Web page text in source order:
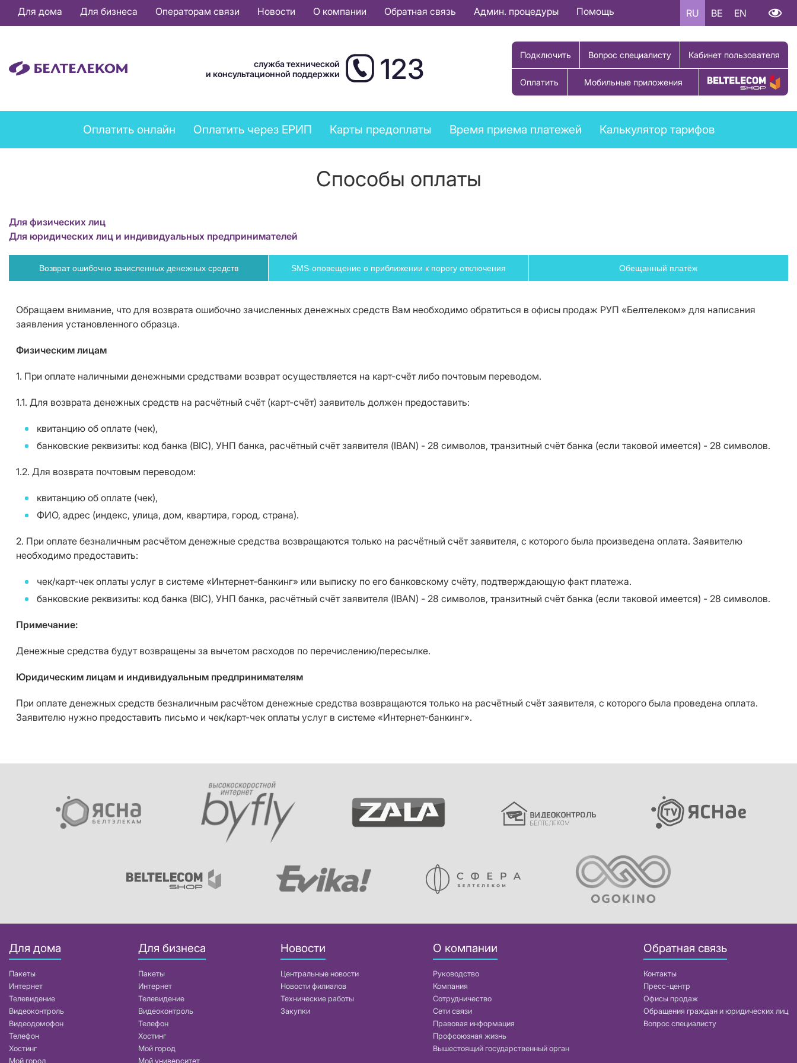
Основная
навигация
Для дома Для бизнеса Операторам связи Новости О компании Обратная связь Админ. процедуры Помощь RU BE EN
служба технической
и консультационной поддержки
123 Подключить Вопрос специалисту Кабинет пользователя
Оплатить Мобильные приложения Купить товар
Payments
services
Оплатить онлайн Оплатить через ЕРИП Карты предоплаты Время приема платежей Калькулятор тарифов
Способы оплаты
Для физических лиц
Для юридических лиц и индивидуальных предпринимателей
Возврат ошибочно зачисленных денежных средств SMS-оповещение о приближении к порогу отключения Обещанный платёж
Обращаем внимание, что для возврата ошибочно зачисленных денежных средств Вам необходимо обратиться в офисы продаж РУП «Белтелеком» для написания
заявления установленного образца.
Физическим лицам
1. При оплате наличными денежными средствами возврат осуществляется на карт-счёт либо почтовым переводом.
1.1. Для возврата денежных средств на расчётный счёт (карт-счёт) заявитель должен предоставить:
квитанцию об оплате (чек),
банковские реквизиты: код банка (BIC), УНП банка, расчётный счёт заявителя (IBAN) - 28 символов, транзитный счёт банка (если таковой имеется) - 28 символов.
1.2. Для возврата почтовым переводом:
квитанцию об оплате (чек),
ФИО, адрес (индекс, улица, дом, квартира, город, страна).
2. При оплате безналичным расчётом денежные средства возвращаются только на расчётный счёт заявителя, с которого была произведена оплата. Заявителю
необходимо предоставить:
чек/карт-чек оплаты услуг в системе «Интернет-банкинг» или выписку по его банковскому счёту, подтверждающую факт платежа.
банковские реквизиты: код банка (BIC), УНП банка, расчётный счёт заявителя (IBAN) - 28 символов, транзитный счёт банка (если таковой имеется) - 28 символов.
Примечание:
Денежные средства будут возвращены за вычетом расходов по перечислению/пересылке.
Юридическим лицам и индивидуальным предпринимателям
При оплате денежных средств безналичным расчётом денежные средства возвращаются только на расчётный счёт заявителя, с которого была проведена оплата.
Заявителю нужно предоставить письмо и чек/карт-чек оплаты услуг в системе «Интернет-банкинг».
Для дома
Пакеты
Интернет
Телевидение
Видеоконтроль
Видеодомофон
Телефон
Хостинг
Мой город
Для бизнеса
Пакеты
Интернет
Телевидение
Видеоконтроль
Телефон
Хостинг
Мой город
Мой университет
Новости
Центральные новости
Новости филиалов
Технические работы
Закупки
О компании
Руководство
Компания
Сотрудничество
Сети связи
Правовая информация
Профсоюзная жизнь
Вышестоящий государственный орган
Обратная связь
Контакты
Пресс-центр
Офисы продаж
Обращения граждан и юридических лиц
Вопрос специалисту